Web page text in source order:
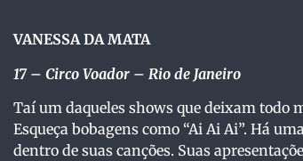
VANESSA DA MATA
17 – Circo Voador – Rio de Janeiro
Taí um daqueles shows que deixam todo
Esqueça bobagens como “Ai Ai Ai”. Há
dentro de suas canções. Suas